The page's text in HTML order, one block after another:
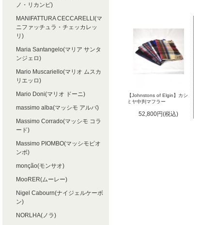
【Johnstons of Elgin】カシ
ミヤ中判マフラー
52,800円(税込)
ノ・リカンビ)
MANIFATTURA CECCARELLI(マ
ニファッチュラ・チェッカレッ
リ)
Maria Santangelo(マリア サンタ
ンジェロ)
Mario Muscariello(マリオ ムスカ
リエッロ)
Mario Doni(マリオ ドーニ)
massimo alba(マッシモ アルバ)
Massimo Corrado(マッシモ コラ
ード)
Massimo PIOMBO(マッシモピオ
ンボ)
monção(モンサオ)
MooRER(ムーレー)
Nigel Cabourn(ナイジェルケーボ
ン)
NORLHA(ノラ)